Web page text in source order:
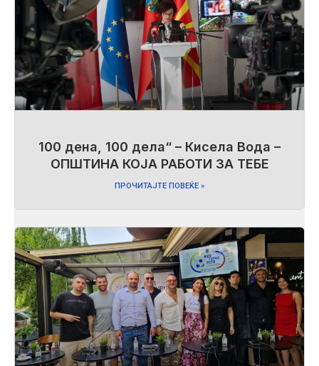
100 дена, 100 дела“ – Кисела Вода –
ОПШТИНА КОЈА РАБОТИ ЗА ТЕБЕ
ПРОЧИТАЈТЕ ПОВЕЌЕ »